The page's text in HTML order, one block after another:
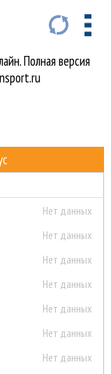
Полная версия
Нет данных
Нет данных
Нет данных
Нет данных
Нет данных
Нет данных
Нет данных